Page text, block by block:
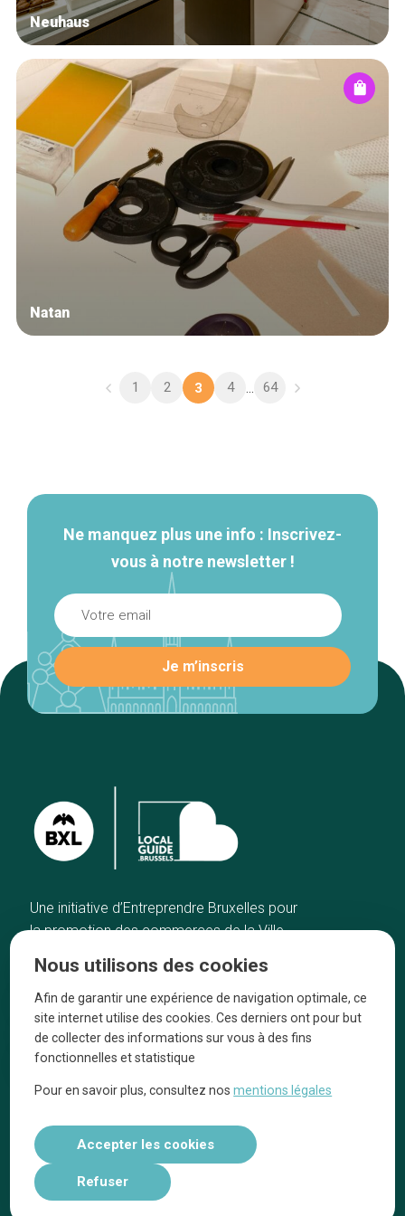
Neuhaus
Natan
1 2 3 4 ... 64
Ne manquez plus une info : Inscrivez-
vous à notre newsletter !
Une initiative d’Entreprendre Bruxelles pour
la promotion des commerces de la Ville
Accueil
Bonnes adresses
Quartiers
Blog
Tops 10
Artisans
A propos
On parle de nous
Nous utilisons des cookies
Afin de garantir une expérience de navigation optimale, ce
site internet utilise des cookies. Ces derniers ont pour but
de collecter des informations sur vous à des fins
fonctionnelles et statistique
Pour en savoir plus, consultez nosmentions légales
Accepter les cookies
Refuser